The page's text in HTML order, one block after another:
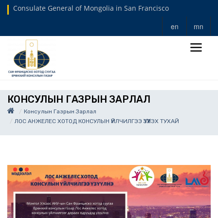
Consulate General of Mongolia in San Francisco
en mn
КОНСУЛЫН ГАЗРЫН ЗАРЛАЛ
Консулын Газрын Зарлал
ЛОС АНЖЕЛЕС ХОТОД КОНСУЛЫН ҮЙЛЧИЛГЭЭ ҮЗҮҮЛЭХ ТУХАЙ